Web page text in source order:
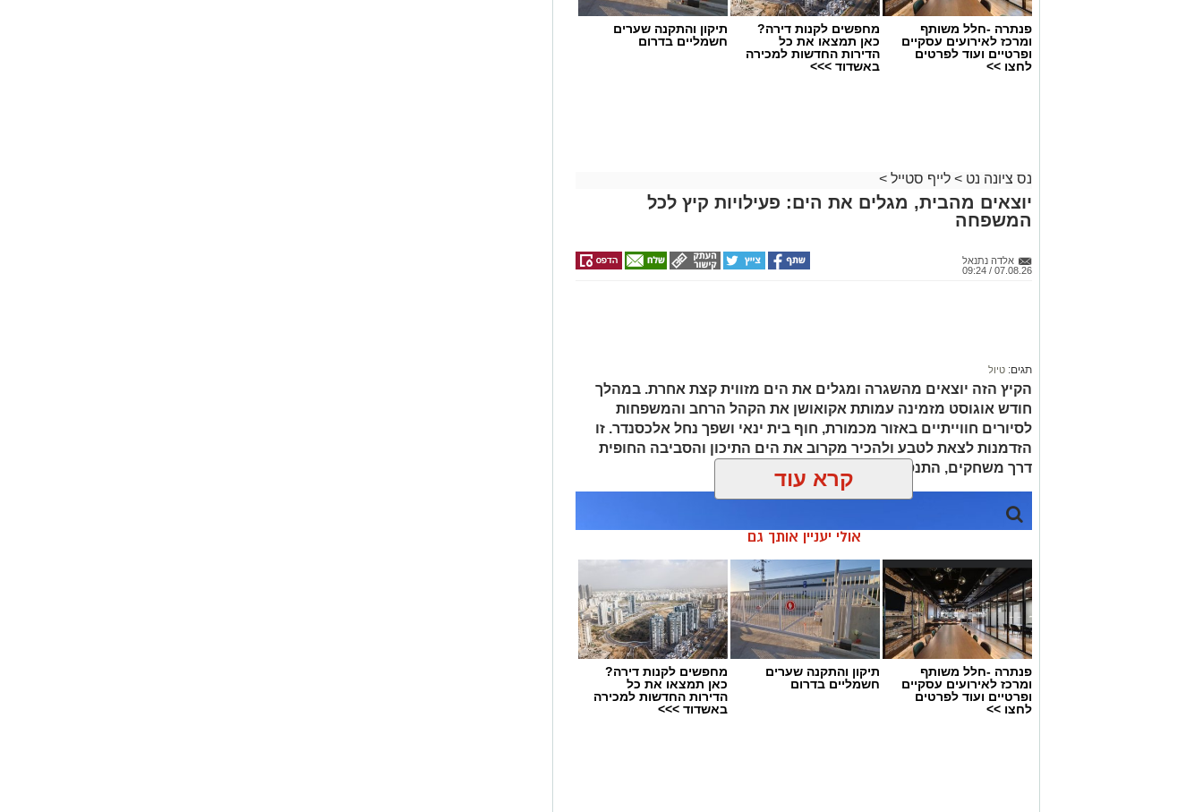
פנתרה -חלל משותף
ומרכז לאירועים עסקיים
ופרטיים ועוד לפרטים
לחצו >>
מחפשים לקנות דירה?
כאן תמצאו את כל
הדירות החדשות למכירה
באשדוד >>>
תיקון והתקנה שערים
חשמליים בדרום
נס ציונה נט > לייף סטייל >
יוצאים מהבית, מגלים את הים: פעילויות קיץ לכל
המשפחה
אלדה נתנאל
07.08.26 / 09:24
תגים: טיול
הקיץ הזה יוצאים מהשגרה ומגלים את הים מזווית קצת אחרת. במהלך
חודש אוגוסט מזמינה עמותת אקואושן את הקהל הרחב והמשפחות
לסיורים חווייתיים באזור מכמורת, חוף בית ינאי ושפך נחל אלכסנדר. זו
הזדמנות לצאת לטבע ולהכיר מקרוב את הים התיכון והסביבה החופית
דרך משחקים, התנסות ופעילות מהנה ומגבשת.
קרא עוד
אולי יעניין אותך גם
פנתרה -חלל משותף
ומרכז לאירועים עסקיים
ופרטיים ועוד לפרטים
לחצו >>
תיקון והתקנה שערים
חשמליים בדרום
מחפשים לקנות דירה?
כאן תמצאו את כל
הדירות החדשות למכירה
באשדוד >>>